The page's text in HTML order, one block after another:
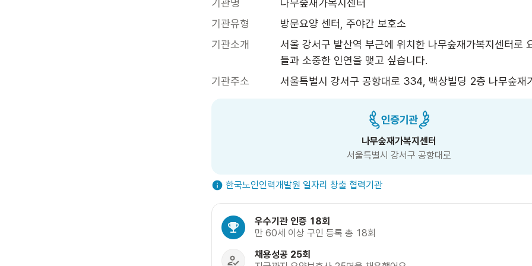
기관명
나무숲재가복지센터
기관유형
방문요양 센터, 주야간 보호소
기관소개
서울 강서구 발산역 부근에 위치한 나무숲재가복지센터로
들과 소중한 인연을 맺고 싶습니다.
기관주소
서울특별시 강서구 공항대로 334, 백상빌딩 2층 나무숲재
나무숲재가복지센터
서울특별시 강서구 공항대로
한국노인인력개발원 일자리 창출 협력기관
우수기관 인증 18회
만 60세 이상 구인 등록 총 18회
채용성공 25회